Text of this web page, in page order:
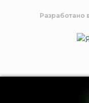
Разработано